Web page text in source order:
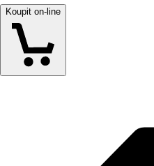
Koupit on-line